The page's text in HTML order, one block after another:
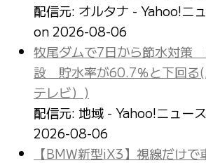
配信元: オルタナ - Yahoo!ニ
on 2026-08-06
牧尾ダムで7日から節水対策
設 貯水率が60.7％と下回る(
テレビ）)
配信元: 地域 - Yahoo!ニュース
2026-08-06
【BMW新型iX3】視線だけで